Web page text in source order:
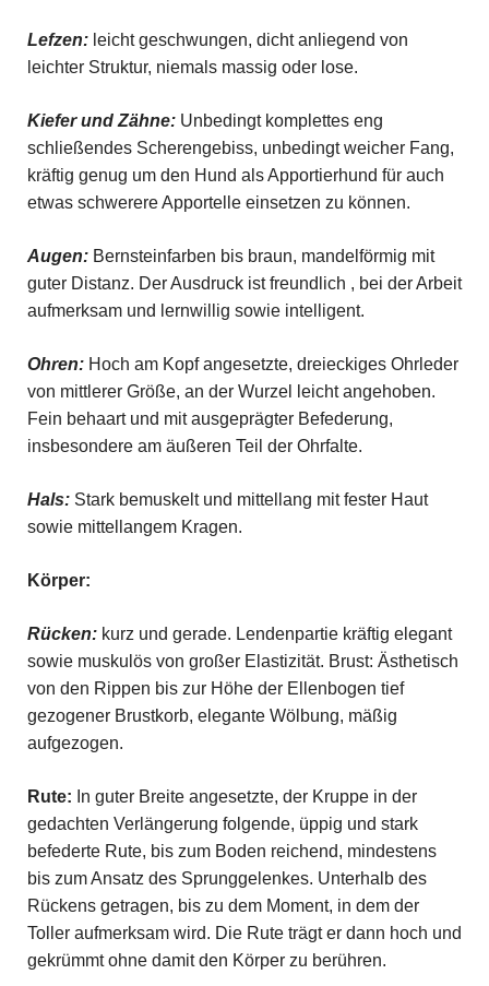
Lefzen: leicht geschwungen, dicht anliegend von
leichter Struktur, niemals massig oder lose.
Kiefer und Zähne:Unbedingt komplettes eng
schließendes Scherengebiss, unbedingt weicher Fang,
kräftig genug um den Hund als Apportierhund für auch
etwas schwerere Apportelle einsetzen zu können.
Augen:Bernsteinfarben bis braun, mandelförmig mit
guter Distanz. Der Ausdruck ist freundlich , bei der Arbeit
aufmerksam und lernwillig sowie intelligent.
Ohren:Hoch am Kopf angesetzte, dreieckiges Ohrleder
von mittlerer Größe, an der Wurzel leicht angehoben.
Fein behaart und mit ausgeprägter Befederung,
insbesondere am äußeren Teil der Ohrfalte.
Hals:Stark bemuskelt und mittellang mit fester Haut
sowie mittellangem Kragen.
Körper:
Rücken: kurz und gerade. Lendenpartie kräftig elegant
sowie muskulös von großer Elastizität. Brust: Ästhetisch
von den Rippen bis zur Höhe der Ellenbogen tief
gezogener Brustkorb, elegante Wölbung, mäßig
aufgezogen.
Rute: In guter Breite angesetzte, der Kruppe in der
gedachten Verlängerung folgende, üppig und stark
befederte Rute, bis zum Boden reichend, mindestens
bis zum Ansatz des Sprunggelenkes. Unterhalb des
Rückens getragen, bis zu dem Moment, in dem der
Toller aufmerksam wird. Die Rute trägt er dann hoch und
gekrümmt ohne damit den Körper zu berühren.